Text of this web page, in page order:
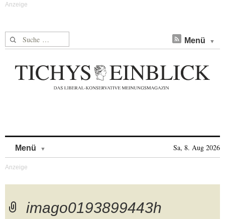
Suche nach: Menü
Menü Sa, 8. Aug 2026
imago0193899443h